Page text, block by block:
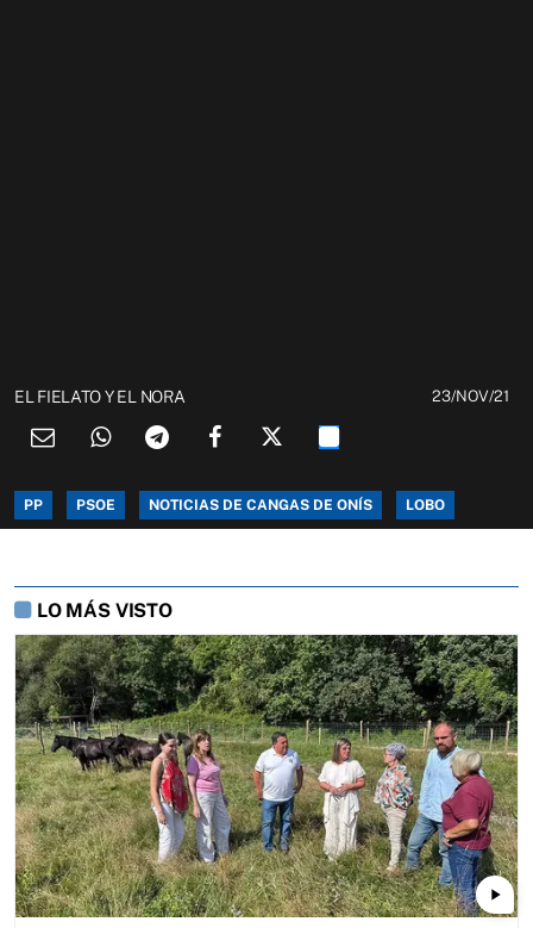
EL FIELATO Y EL NORA 23/NOV/21
PP PSOE NOTICIAS DE CANGAS DE ONÍS LOBO
LO MÁS VISTO
play_arrow